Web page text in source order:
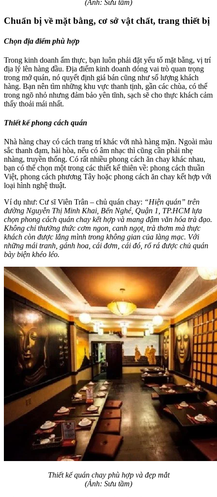
(Ảnh: Sưu tầm)
Chuẩn bị về mặt bằng, cơ sở vật chất, trang thiết bị
Chọn địa điểm phù hợp
Trong kinh doanh ẩm thực, bạn luôn phải đặt yếu tố mặt bằng, vị trí
địa lý lên hàng đầu. Địa điểm kinh doanh dóng vai trò quan trọng
trong mở quán, nó quyết định giá bán cũng như số lượng khách
hàng. Bạn nên tìm những khu vực thanh tịnh, gần các chùa, có thể
trong ngõ nhỏ nhưng đảm bảo yên tĩnh, sạch sẽ cho thực khách cảm
thấy thoải mái nhất.
Thiết kế phong cách quán
Nhà hàng chay có cách trang trí khác với nhà hàng mặn. Ngoài màu
sắc thanh đạm, hài hòa, nếu có âm nhạc thì cũng cần phải nhẹ
nhàng, truyền thống. Có rất nhiều phong cách ăn chay khác nhau,
bạn có thể chọn một trong các thiết kế thiên về: phong cách thuần
Việt, phong cách phương Tây hoặc phong cách ăn chay kết hợp với
loại hình nghệ thuật.
Ví dụ như: Cư sĩ Viên Trân – chủ quán chay: “Hiện quán” trên
đường Nguyễn Thị Minh Khai, Bến Nghé, Quận 1, TP.HCM lựa
chọn phong cách quán chay kết hợp và mang đậm văn hóa trà đạo.
Không chỉ thưởng thức cơm ngon, canh ngọt, trà thơm mà thực
khách còn được lắng mình trong không gian của làng mạc. Với
những mái tranh, gánh hoa, cái đơm, cái đó, rổ rá được chủ quán
bày biện khéo léo.
Thiết kế quán chay phù hợp và đẹp mắt
(Ảnh: Sưu tầm)